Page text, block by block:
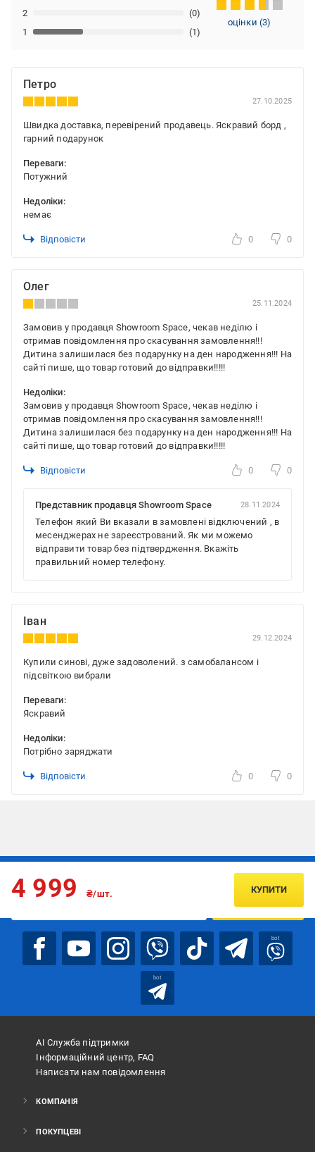
1 (1)
2 (0)
оцінки(3)
Петро
27.10.2025
Швидка доставка, перевірений продавець. Яскравий борд ,
гарний подарунок
Переваги:
Потужний
Недоліки:
немає
Відповісти 0 0
Олег
25.11.2024
Замовив у продавця Showroom Space, чекав неділю і
отримав повідомлення про скасування замовлення!!!
Дитина залишилася без подарунку на ден народження!!! На
сайті пише, що товар готовий до відправки!!!!!
Недоліки:
Замовив у продавця Showroom Space, чекав неділю і
отримав повідомлення про скасування замовлення!!!
Дитина залишилася без подарунку на ден народження!!! На
сайті пише, що товар готовий до відправки!!!!!
Відповісти 0 0
Представник продавця Showroom Space 28.11.2024
Телефон який Ви вказали в замовлені відключений , в
месенджерах не зареєстрований. Як ми можемо
відправити товар без підтвердження. Вкажіть
правильний номер телефону.
Іван
29.12.2024
Купили синові, дуже задоволений. з самобалансом і
підсвіткою вибрали
Переваги:
Яскравий
Недоліки:
Потрібно заряджати
Відповісти 0 0
4 999 ₴/шт. КУПИТИ
Підписуйтесь, щоб дізнаватись першим про акції та пропозиції
ПІДПИСАТИСЯ
bot
bot
АІ Служба підтримки
Інформаційний центр, FAQ
Написати нам повідомлення
КОМПАНІЯ
ПОКУПЦЕВІ